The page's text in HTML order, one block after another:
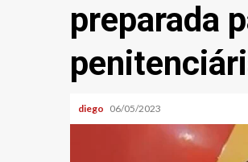
preparada
diego 06/05/2023